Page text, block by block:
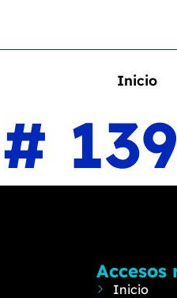
Inicio
Accesos
Inicio